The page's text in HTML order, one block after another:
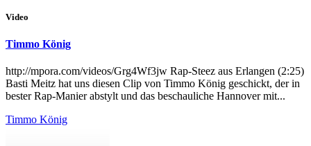
Video
Timmo König
http://mpora.com/videos/Grg4Wf3jw Rap-Steez aus Erlangen (2:25)
Basti Meitz hat uns diesen Clip von Timmo König geschickt, der in
bester Rap-Manier abstylt und das beschauliche Hannover mit...
Timmo König